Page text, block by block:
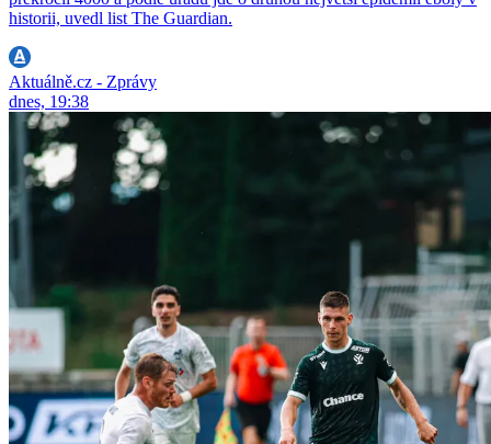
historii, uvedl list The Guardian.
Aktuálně.cz - Zprávy
dnes, 19:38